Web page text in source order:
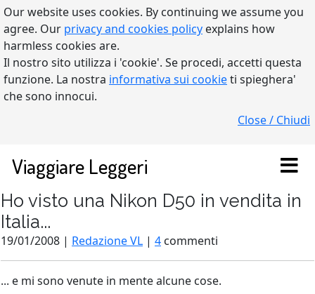
Our website uses cookies. By continuing we assume you
agree. Our privacy and cookies policy explains how
harmless cookies are.
Il nostro sito utilizza i 'cookie'. Se procedi, accetti questa
funzione. La nostra informativa sui cookieti spieghera'
che sono innocui.
Close / Chiudi
Viaggiare Leggeri
Ho visto una Nikon D50 in vendita in
Italia...
19/01/2008 | Redazione VL | 4 commenti
... e mi sono venute in mente alcune cose.